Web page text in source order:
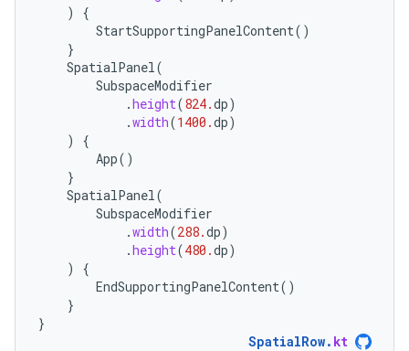
)
{
StartSupportingPanelContent()
}
SpatialPanel(
SubspaceModifier
.height(824.dp)
.width(1400.dp)
)
{
App()
}
SpatialPanel(
SubspaceModifier
.width(288.dp)
.height(480.dp)
)
{
EndSupportingPanelContent()
}
}
SpatialRow. kt